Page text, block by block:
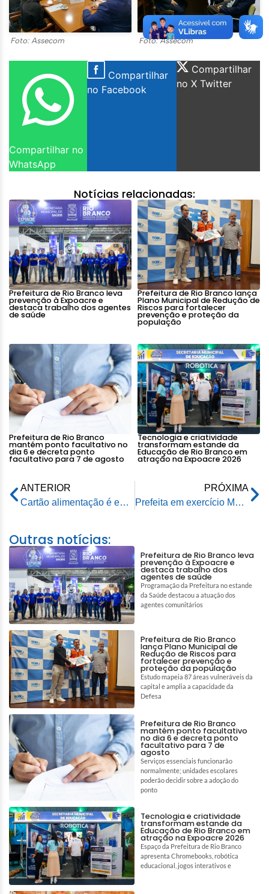
Foto: Assecom Foto: Assecom
Compartilhar no
WhatsApp
Compartilhar
no Facebook
Compartilhar
no X Twitter
Notícias relacionadas:
Prefeitura de Rio Branco leva
prevenção à Expoacre e
destaca trabalho dos agentes
de saúde
Prefeitura de Rio Branco lança
Plano Municipal de Redução de
Riscos para fortalecer
prevenção e proteção da
população
Prefeitura de Rio Branco
mantém ponto facultativo no
dia 6 e decreta ponto
facultativo para 7 de agosto
Tecnologia e criatividade
transformam estande da
Educação de Rio Branco em
atração na Expoacre 2026
ANTERIOR
Cartão alimentação é entregue às famílias carentes de Rio Branco
PRÓXIMA
Prefeita em exercício Marfisa Galvão recebe empresa de soluções de segurança e infraestrutura de TI
Outras notícias:
Prefeitura de Rio Branco leva
prevenção à Expoacre e
destaca trabalho dos
agentes de saúde
Programação da Prefeitura no estande
da Saúde destacou a atuação dos
agentes comunitários
Prefeitura de Rio Branco
lança Plano Municipal de
Redução de Riscos para
fortalecer prevenção e
proteção da população
Estudo mapeia 87 áreas vulneráveis da
capital e amplia a capacidade da
Defesa
Prefeitura de Rio Branco
mantém ponto facultativo
no dia 6 e decreta ponto
facultativo para 7 de
agosto
Serviços essenciais funcionarão
normalmente; unidades escolares
poderão decidir sobre a adoção do
ponto
Tecnologia e criatividade
transformam estande da
Educação de Rio Branco em
atração na Expoacre 2026
Espaço da Prefeitura de Rio Branco
apresenta Chromebooks, robótica
educacional, jogos interativos e